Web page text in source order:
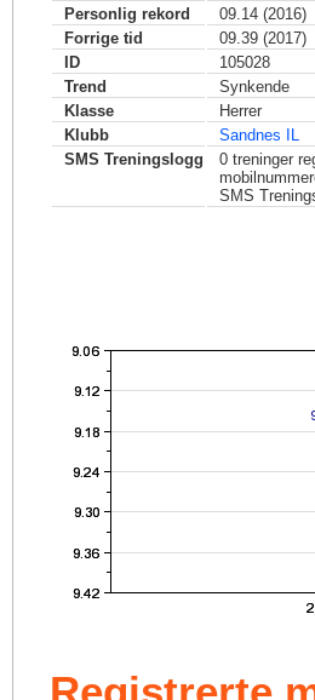
Personlig rekord
09.14 (2016)
Forrige tid
09.39 (2017)
ID
105028
Trend
Synkende
Klasse
Herrer
Klubb
Sandnes IL
SMS Treningslogg
0 treninger
SMS